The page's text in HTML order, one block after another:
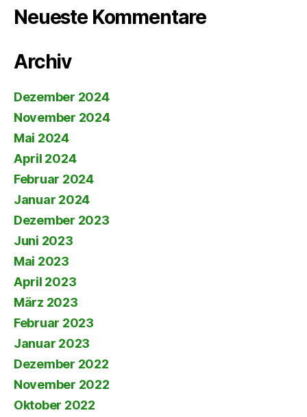
Neueste Kommentare
Archiv
Dezember 2024
November 2024
Mai 2024
April 2024
Februar 2024
Januar 2024
Dezember 2023
Juni 2023
Mai 2023
April 2023
März 2023
Februar 2023
Januar 2023
Dezember 2022
November 2022
Oktober 2022